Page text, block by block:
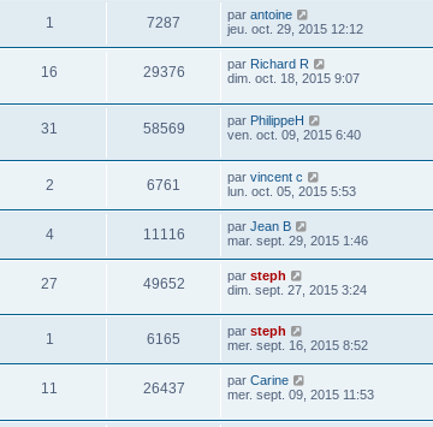
1 7287 par antoine
jeu. oct. 29, 2015 12:12
16 29376 par Richard R
dim. oct. 18, 2015 9:07
31 58569 par PhilippeH
ven. oct. 09, 2015 6:40
2 6761 par vincent c
lun. oct. 05, 2015 5:53
4 11116 par Jean B
mar. sept. 29, 2015 1:46
27 49652 par steph
dim. sept. 27, 2015 3:24
1 6165 par steph
mer. sept. 16, 2015 8:52
11 26437 par Carine
mer. sept. 09, 2015 11:53